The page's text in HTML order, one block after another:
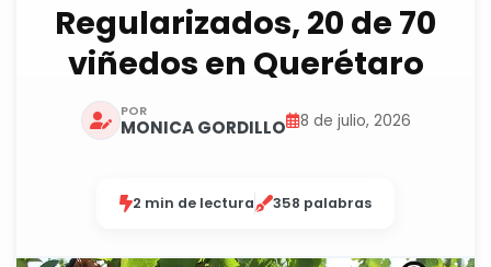
Regularizados, 20 de 70
viñedos en Querétaro
POR
MONICA GORDILLO 8 de julio, 2026
2 min de lectura 358 palabras